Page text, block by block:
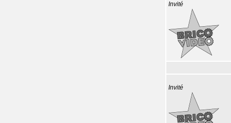
Invité
Invité